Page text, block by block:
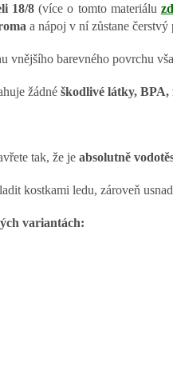
18/8 (více o tomto materiálu
a nápoj v ní zůstane čerstvý
vnějšího barevného povrchu
žádné škodlivé látky, BPA,
tak, že je absolutně
kostkami ledu, zároveň
variantách: